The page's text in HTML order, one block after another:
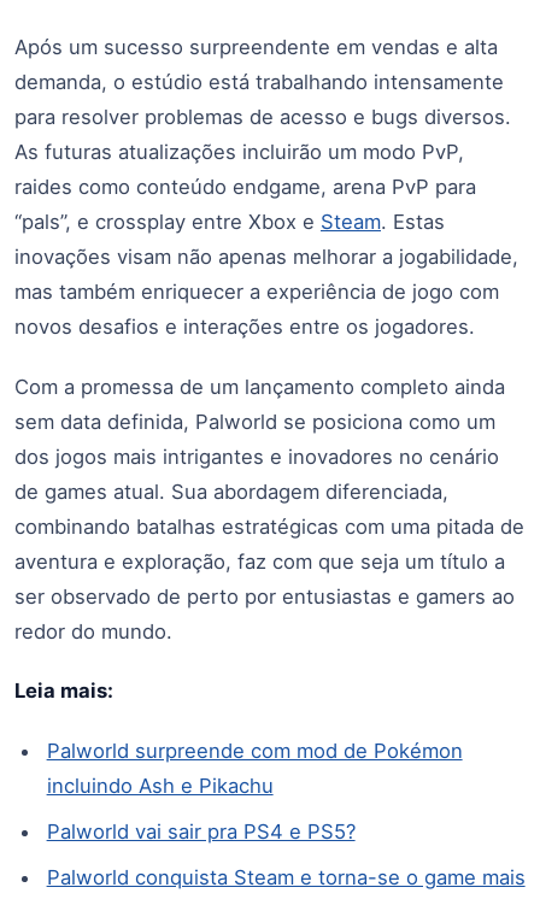
Após um sucesso surpreendente em vendas e alta
demanda, o estúdio está trabalhando intensamente
para resolver problemas de acesso e bugs diversos.
As futuras atualizações incluirão um modo PvP,
raides como conteúdo endgame, arena PvP para
“pals”, e crossplay entre Xbox e Steam. Estas
inovações visam não apenas melhorar a jogabilidade,
mas também enriquecer a experiência de jogo com
novos desafios e interações entre os jogadores.
Com a promessa de um lançamento completo ainda
sem data definida, Palworld se posiciona como um
dos jogos mais intrigantes e inovadores no cenário
de games atual. Sua abordagem diferenciada,
combinando batalhas estratégicas com uma pitada de
aventura e exploração, faz com que seja um título a
ser observado de perto por entusiastas e gamers ao
redor do mundo.
Leia mais:
Palworld surpreende com mod de Pokémon
incluindo Ash e Pikachu
Palworld vai sair pra PS4 e PS5?
Palworld conquista Steam e torna-se o game mais